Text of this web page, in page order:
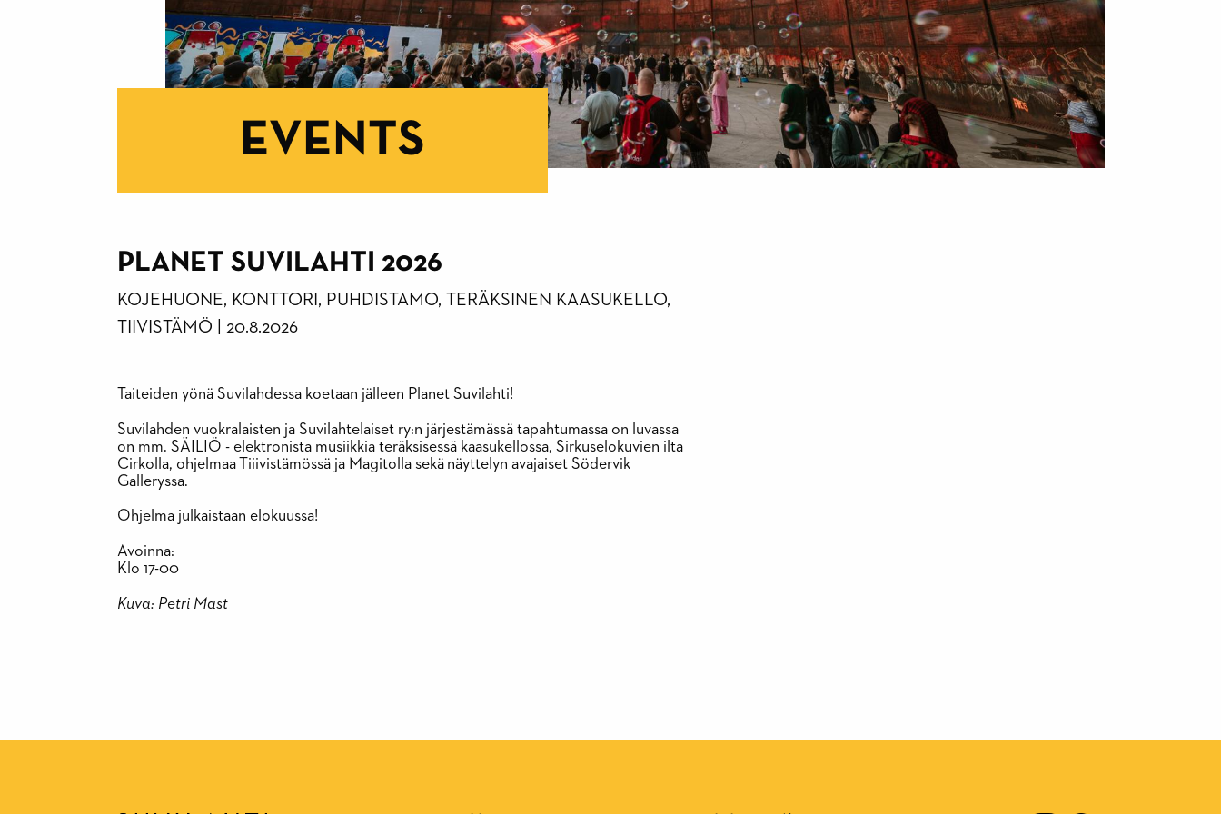
EVENTS
PLANET SUVILAHTI 2026
KOJEHUONE, KONTTORI, PUHDISTAMO, TERÄKSINEN KAASUKELLO,
TIIVISTÄMÖ
20.8.2026
Taiteiden yönä Suvilahdessa koetaan jälleen Planet Suvilahti!
Suvilahden vuokralaisten ja Suvilahtelaiset ry:n järjestämässä tapahtumassa on luvassa
on mm. SÄILIÖ - elektronista musiikkia teräksisessä kaasukellossa, Sirkuselokuvien ilta
Cirkolla, ohjelmaa Tiiivistämössä ja Magitolla sekä näyttelyn avajaiset Södervik
Galleryssa.
Ohjelma julkaistaan elokuussa!
Avoinna:
Klo 17-00
Kuva: Petri Mast